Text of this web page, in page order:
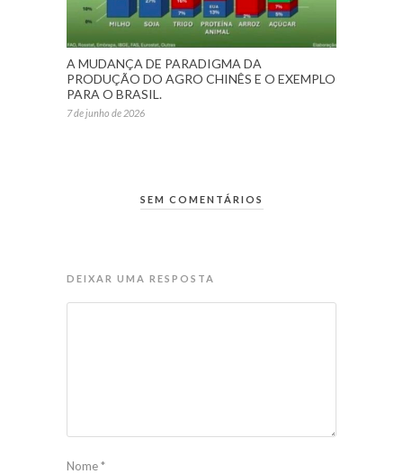
A MUDANÇA DE PARADIGMA DA
PRODUÇÃO DO AGRO CHINÊS E O EXEMPLO
PARA O BRASIL.
7 de junho de 2026
SEM COMENTÁRIOS
DEIXAR UMA RESPOSTA
Nome*